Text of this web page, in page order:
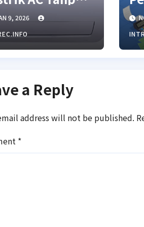
9, 2026
a Reply
address will not be published.
*